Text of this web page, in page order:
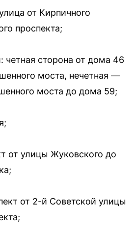
от Кирпичного
проспекта;
сторона от дома 46
моста, нечетная —
моста до дома 59;
от улицы Жуковского до
от 2-й Советской улицы